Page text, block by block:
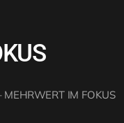
MEHRWERT IM FOKUS